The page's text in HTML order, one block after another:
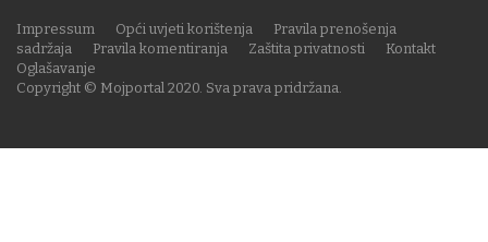
Copyright © Mojportal 2020. Sva prava pridržana.
Impressum Opći uvjeti korištenja
Pravila prenošenja
sadržaja
Pravila komentiranja Zaštita privatnosti
Kontakt
Oglašavanje